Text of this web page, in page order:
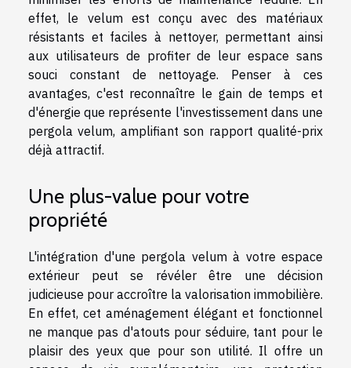
effet, le velum est conçu avec des matériaux
résistants et faciles à nettoyer, permettant ainsi
aux utilisateurs de profiter de leur espace sans
souci constant de nettoyage. Penser à ces
avantages, c'est reconnaître le gain de temps et
d'énergie que représente l'investissement dans une
pergola velum, amplifiant son rapport qualité-prix
déjà attractif.
Une plus-value pour votre
propriété
L'intégration d'une pergola velum à votre espace
extérieur peut se révéler être une décision
judicieuse pour accroître la valorisation immobilière.
En effet, cet aménagement élégant et fonctionnel
ne manque pas d'atouts pour séduire, tant pour le
plaisir des yeux que pour son utilité. Il offre un